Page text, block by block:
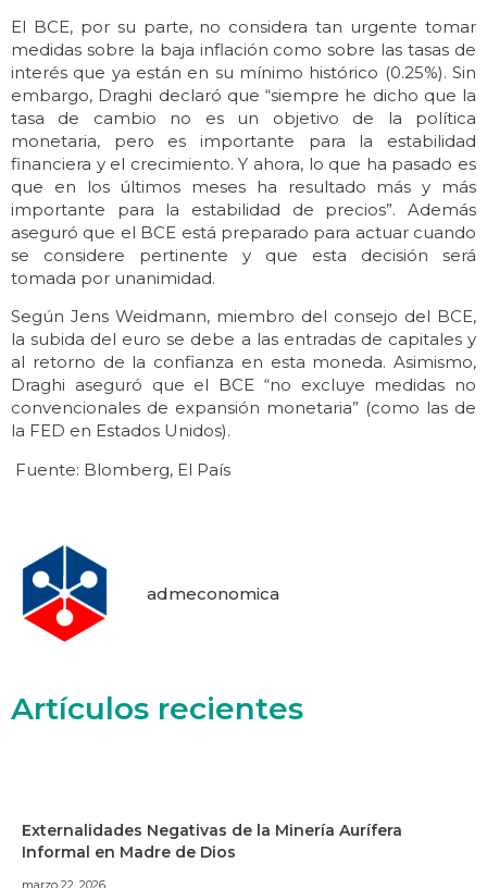
El BCE, por su parte, no considera tan urgente tomar
medidas sobre la baja inflación como sobre las tasas de
interés que ya están en su mínimo histórico (0.25%). Sin
embargo, Draghi declaró que “siempre he dicho que la
tasa de cambio no es un objetivo de la política
monetaria, pero es importante para la estabilidad
financiera y el crecimiento. Y ahora, lo que ha pasado es
que en los últimos meses ha resultado más y más
importante para la estabilidad de precios”. Además
aseguró que el BCE está preparado para actuar cuando
se considere pertinente y que esta decisión será
tomada por unanimidad.
Según Jens Weidmann, miembro del consejo del BCE,
la subida del euro se debe a las entradas de capitales y
al retorno de la confianza en esta moneda. Asimismo,
Draghi aseguró que el BCE “no excluye medidas no
convencionales de expansión monetaria” (como las de
la FED en Estados Unidos).
Fuente: Blomberg, El País
admeconomica
Artículos recientes
Externalidades Negativas de la Minería Aurífera
Informal en Madre de Dios
marzo 22, 2026